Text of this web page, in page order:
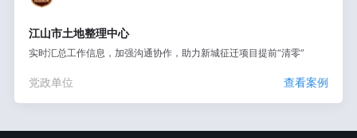
江山市土地整理中心
实时汇总工作信息，加强沟通协作，助力新城征迁项目提前“清零”
党政单位 查看案例